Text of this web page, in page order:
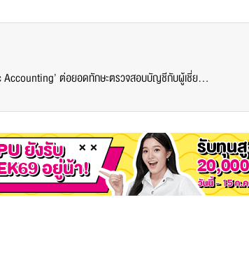
คณะบัญชี ม.ศรีปทุม เปิดคลาส ‘Forensic Accounting’ ต่อยอดทักษะตรวจสอบบัญชีกับผู้เชี่ยวชาญตัวจริง